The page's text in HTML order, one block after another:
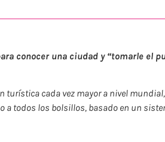
conocer una ciudad y “tomarle el
cada vez mayor a nivel
a todos los bolsillos, basado en un